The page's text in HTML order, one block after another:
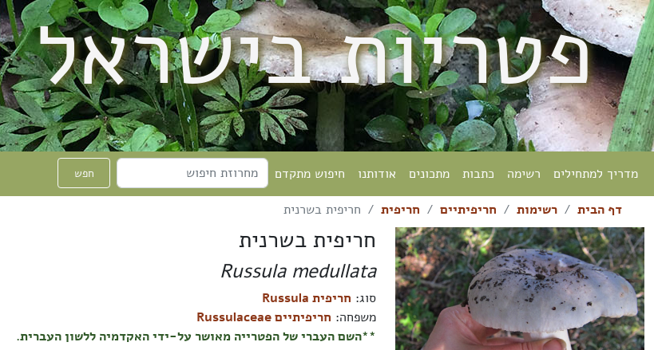
פטריות בישראל
מדריך למתחילים רשימה כתבות מתכונים אודותנו חיפוש מתקדם חפש
דף הבית רשימות חריפיתיים חריפית חריפית בשרנית
חריפית בשרנית
Russula medullata
סוג: חריפית Russula
משפחה: חריפיתיים Russulaceae
**השם העברי של הפטרייה מאושר על-ידי האקדמיה ללשון העברית.